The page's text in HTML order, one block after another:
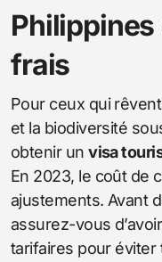
frais
Pour ceux qui
et la biodiversité
obtenir unvisa
En 2023, le coût de
ajustements. Avant
assurez-vous
tarifaires pour éviter